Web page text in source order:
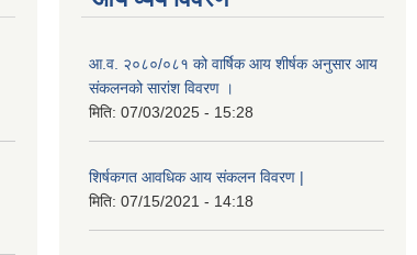
आ.व. २०८०/०८१ को वार्षिक आय शीर्षक अनुसार आय
संकलनको सारांश विवरण ।
मिति: 07/03/2025 - 15:28
शिर्षकगत आवधिक आय संकलन विवरण |
मिति: 07/15/2021 - 14:18